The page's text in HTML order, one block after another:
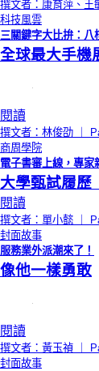
撰文者：康育萍、王
科技風雲
三關鍵字大比拚：八
全球最大手
閱讀
撰文者：林俊劭 ｜
商周學院
電子書審上線，專家
大學甄試履
閱讀
撰文者：單小懿 ｜
封面故事
服務業外派潮來了！
像他一樣勇敢
閱讀
撰文者：黃玉禎 ｜
封面故事